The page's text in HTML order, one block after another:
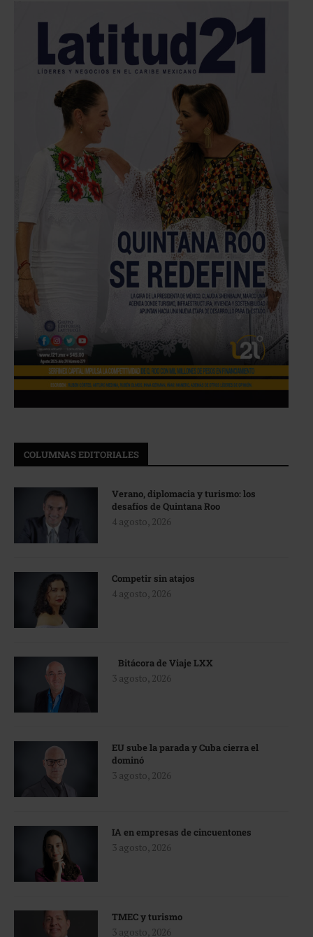
COLUMNAS EDITORIALES
Verano, diplomacia y turismo: los
desafíos de Quintana Roo
4 agosto, 2026
Competir sin atajos
4 agosto, 2026
Bitácora de Viaje LXX
3 agosto, 2026
EU sube la parada y Cuba cierra el
dominó
3 agosto, 2026
IA en empresas de cincuentones
3 agosto, 2026
TMEC y turismo
3 agosto, 2026